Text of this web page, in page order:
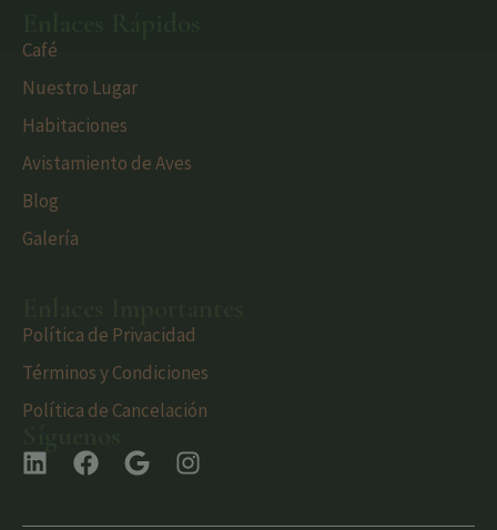
Café
Nuestro Lugar
Habitaciones
Avistamiento de Aves
Blog
Galería
Política de Privacidad
Términos y Condiciones
Política de Cancelación